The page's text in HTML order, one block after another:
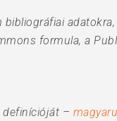
formula, a
definícióját –